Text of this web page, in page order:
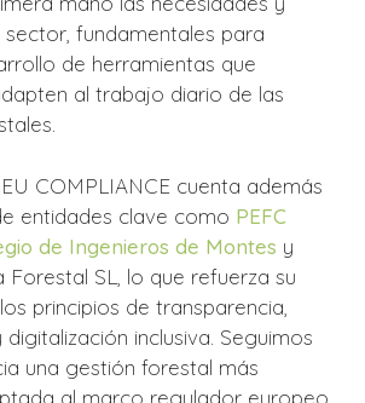
fundamentales para
de herramientas que
al trabajo diario de las
COMPLIANCE cuenta además
entidades clave como PEFC
de Ingenieros de Montes y
Forestal SL, lo que refuerza su
principios de transparencia,
inclusiva. Seguimos
una gestión forestal más
al marco regulador europeo